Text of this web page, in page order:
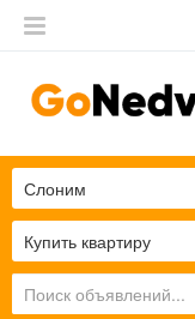
Купить квартиру
Слоним